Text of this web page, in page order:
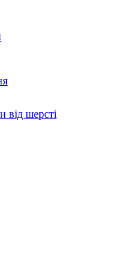
від шерсті